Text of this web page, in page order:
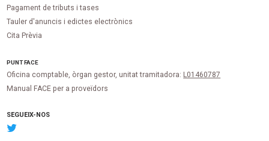
Pagament de tributs i tases
Tauler d'anuncis i edictes electrònics
Cita Prèvia
PUNTFACE
Oficina comptable, òrgan gestor, unitat tramitadora: L01460787
Manual FACE per a proveïdors
SEGUEIX-NOS